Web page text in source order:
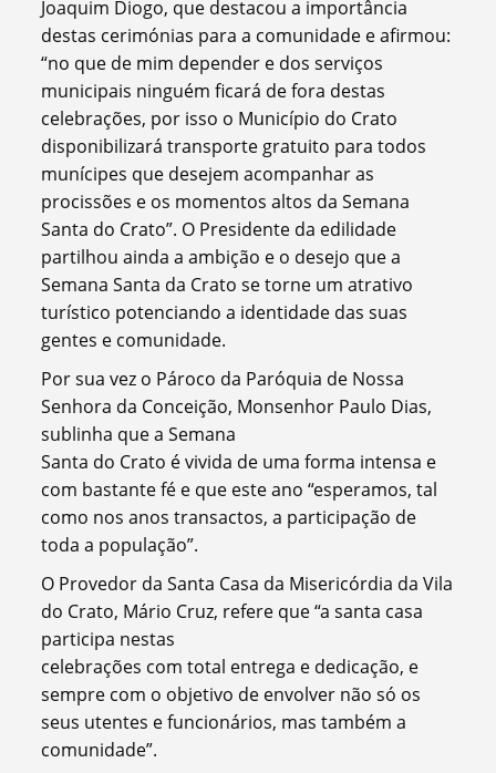
Joaquim Diogo, que destacou a importância
destas cerimónias para a comunidade e afirmou:
“no que de mim depender e dos serviços
municipais ninguém ficará de fora destas
celebrações, por isso o Município do Crato
disponibilizará transporte gratuito para todos
munícipes que desejem acompanhar as
procissões e os momentos altos da Semana
Santa do Crato”. O Presidente da edilidade
partilhou ainda a ambição e o desejo que a
Semana Santa da Crato se torne um atrativo
turístico potenciando a identidade das suas
gentes e comunidade.
Por sua vez o Pároco da Paróquia de Nossa
Senhora da Conceição, Monsenhor Paulo Dias,
sublinha que a Semana
Santa do Crato é vivida de uma forma intensa e
com bastante fé e que este ano “esperamos, tal
como nos anos transactos, a participação de
toda a população”.
O Provedor da Santa Casa da Misericórdia da Vila
do Crato, Mário Cruz, refere que “a santa casa
participa nestas
celebrações com total entrega e dedicação, e
sempre com o objetivo de envolver não só os
seus utentes e funcionários, mas também a
comunidade”.